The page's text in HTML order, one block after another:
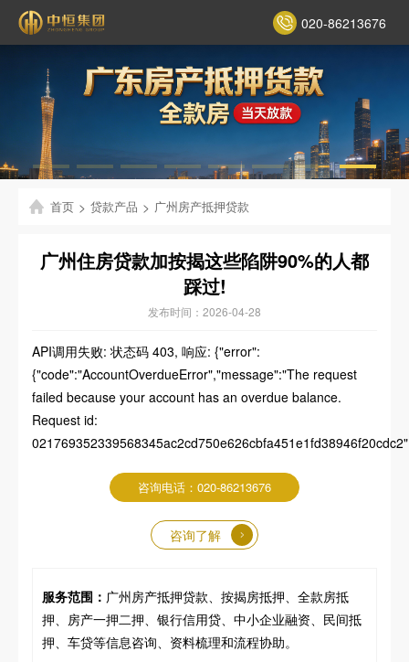
020-86213676
首页 > 贷款产品 > 广州房产抵押贷款
广州住房贷款加按揭这些陷阱90%的人都
踩过!
发布时间：2026-04-28
API调用失败: 状态码 403, 响应: {"error":
{"code":"AccountOverdueError","message":"The request
failed because your account has an overdue balance.
Request id:
咨询电话：020-86213676
咨询了解
服务范围： 广州房产抵押贷款、按揭房抵押、全款房抵
押、房产一押二押、银行信用贷、中小企业融资、民间抵
押、车贷等信息咨询、资料梳理和流程协助。